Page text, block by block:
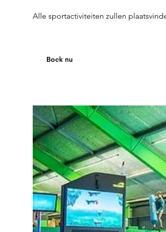
Alle sportactiviteiten zullen
Boek nu